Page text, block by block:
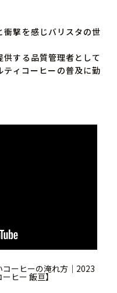
撃を感じバリスタの世
する品質管理者として
ィコーヒーの普及に勤
ーヒーの淹れ方｜2023
ヒー 飯亘】